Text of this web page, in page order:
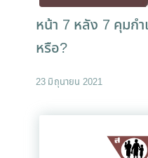
หน้า 7 หลัง 7 คุมกำ
หรือ?
23 มิถุนายน 2021